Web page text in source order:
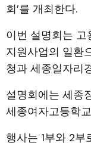
회’를 개최한다.
이번 설명회는 고
지원사업의 일환
청과 세종일자리
설명회에는 세종
세종여자고등학
행사는 1부와 2